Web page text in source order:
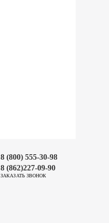
8 (800) 555-30-98
8 (862)227-09-90
ЗАКАЗАТЬ ЗВОНОК